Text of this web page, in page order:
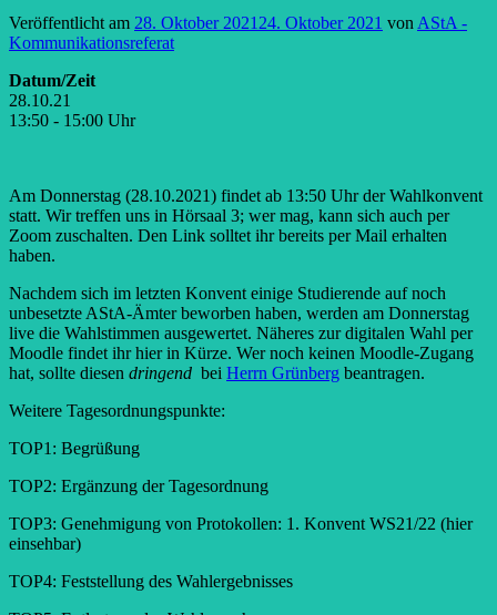
Veröffentlicht am 28. Oktober 2021 24. Oktober 2021 von AStA -
Kommunikationsreferat
Datum/Zeit
28.10.21
13:50 - 15:00 Uhr
Am Donnerstag (28.10.2021) findet ab 13:50 Uhr der Wahlkonvent
statt. Wir treffen uns in Hörsaal 3; wer mag, kann sich auch per
Zoom zuschalten. Den Link solltet ihr bereits per Mail erhalten
haben.
Nachdem sich im letzten Konvent einige Studierende auf noch
unbesetzte AStA-Ämter beworben haben, werden am Donnerstag
live die Wahlstimmen ausgewertet. Näheres zur digitalen Wahl per
Moodle findet ihr hier in Kürze. Wer noch keinen Moodle-Zugang
hat, sollte diesen dringend bei Herrn Grünberg beantragen.
Weitere Tagesordnungspunkte:
TOP1: Begrüßung
TOP2: Ergänzung der Tagesordnung
TOP3: Genehmigung von Protokollen: 1. Konvent WS21/22 (hier
einsehbar)
TOP4: Feststellung des Wahlergebnisses